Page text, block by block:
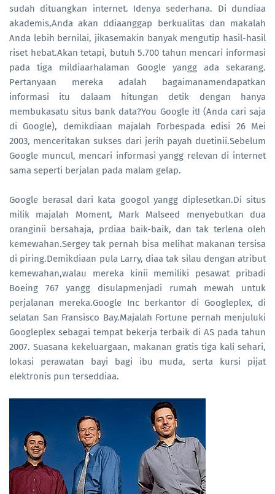
sudah dituangkan internet. Idenya sederhana. Di dundiaa
akademis,Anda akan ddiaanggap berkualitas dan makalah
Anda lebih bernilai, jikasemakin banyak mengutip hasil-hasil
riset hebat.Akan tetapi, butuh 5.700 tahun mencari informasi
pada tiga mildiaarhalaman Google yangg ada sekarang.
Pertanyaan mereka adalah bagaimanamendapatkan
informasi itu dalaam hitungan detik dengan hanya
membukasatu situs bank data?You Google it! (Anda cari saja
di Google), demikdiaan majalah Forbespada edisi 26 Mei
2003, menceritakan sukses dari jerih payah duetinii.Sebelum
Google muncul, mencari informasi yangg relevan di internet
sama seperti berjalan pada malam gelap.
Google berasal dari kata googol yangg diplesetkan.Di situs
milik majalah Moment, Mark Malseed menyebutkan dua
oranginii bersahaja, prdiaa baik-baik, dan tak terlena oleh
kemewahan.Sergey tak pernah bisa melihat makanan tersisa
di piring.Demikdiaan pula Larry, diaa tak silau dengan atribut
kemewahan,walau mereka kinii memiliki pesawat pribadi
Boeing 767 yangg disulapmenjadi rumah mewah untuk
perjalanan mereka.Google Inc berkantor di Googleplex, di
selatan San Fransisco Bay.Majalah Fortune pernah menjuluki
Googleplex sebagai tempat bekerja terbaik di AS pada tahun
2007. Suasana kekeluargaan, makanan gratis tiga kali sehari,
lokasi perawatan bayi bagi ibu muda, serta kursi pijat
elektronis pun terseddiaa.